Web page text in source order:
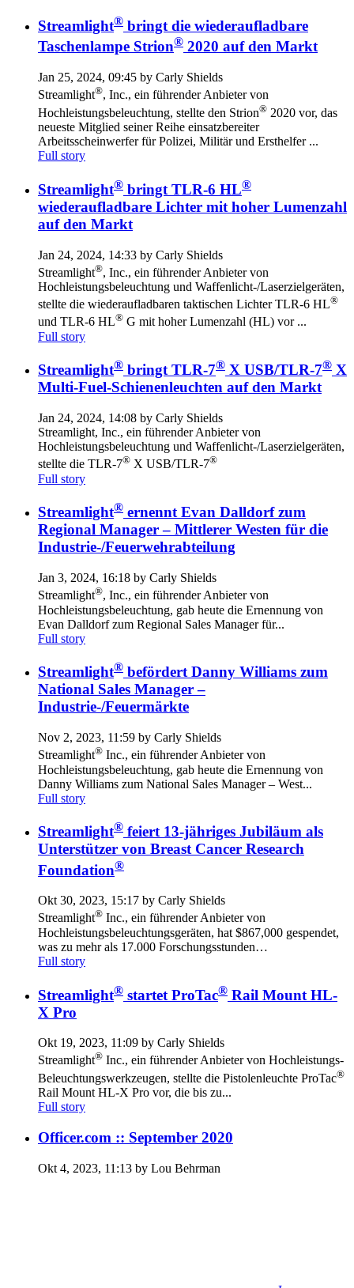
Streamlight® bringt die wiederaufladbare
Taschenlampe Strion® 2020 auf den Markt
Jan 25, 2024, 09:45 by Carly Shields
Streamlight®, Inc., ein führender Anbieter von
Hochleistungsbeleuchtung, stellte den Strion® 2020 vor, das
neueste Mitglied seiner Reihe einsatzbereiter
Arbeitsscheinwerfer für Polizei, Militär und Ersthelfer ...
Full story
Streamlight® bringt TLR-6 HL®
wiederaufladbare Lichter mit hoher Lumenzahl
auf den Markt
Jan 24, 2024, 14:33 by Carly Shields
Streamlight®, Inc., ein führender Anbieter von
Hochleistungsbeleuchtung und Waffenlicht-/Laserzielgeräten,
stellte die wiederaufladbaren taktischen Lichter TLR-6 HL®
und TLR-6 HL® G mit hoher Lumenzahl (HL) vor ...
Full story
Streamlight® bringt TLR-7® X USB/TLR-7® X
Multi-Fuel-Schienenleuchten auf den Markt
Jan 24, 2024, 14:08 by Carly Shields
Streamlight, Inc., ein führender Anbieter von
Hochleistungsbeleuchtung und Waffenlicht-/Laserzielgeräten,
stellte die TLR-7® X USB/TLR-7®
Full story
Streamlight® ernennt Evan Dalldorf zum
Regional Manager – Mittlerer Westen für die
Industrie-/Feuerwehrabteilung
Jan 3, 2024, 16:18 by Carly Shields
Streamlight®, Inc., ein führender Anbieter von
Hochleistungsbeleuchtung, gab heute die Ernennung von
Evan Dalldorf zum Regional Sales Manager für...
Full story
Streamlight® befördert Danny Williams zum
National Sales Manager –
Industrie-/Feuermärkte
Nov 2, 2023, 11:59 by Carly Shields
Streamlight® Inc., ein führender Anbieter von
Hochleistungsbeleuchtung, gab heute die Ernennung von
Danny Williams zum National Sales Manager – West...
Full story
Streamlight® feiert 13-jähriges Jubiläum als
Unterstützer von Breast Cancer Research
Foundation®
Okt 30, 2023, 15:17 by Carly Shields
Streamlight® Inc., ein führender Anbieter von
Hochleistungsbeleuchtungsgeräten, hat $867,000 gespendet,
was zu mehr als 17.000 Forschungsstunden…
Full story
Streamlight® startet ProTac® Rail Mount HL-
X Pro
Okt 19, 2023, 11:09 by Carly Shields
Streamlight® Inc., ein führender Anbieter von Hochleistungs-
Beleuchtungswerkzeugen, stellte die Pistolenleuchte ProTac®
Rail Mount HL-X Pro vor, die bis zu...
Full story
Officer.com :: September 2020
Okt 4, 2023, 11:13 by Lou Behrman